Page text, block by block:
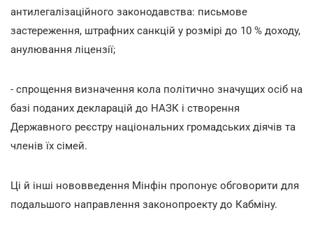
антилегалізаційного законодавства: письмове
застереження, штрафних санкцій у розмірі до 10 % доходу,
анулювання ліцензії;
- спрощення визначення кола політично значущих осіб на
базі поданих декларацій до НАЗК і створення
Державного реєстру національних громадських діячів та
членів їх сімей.
Ці й інші нововведення Мінфін пропонує обговорити для
подальшого направлення законопроекту до Кабміну.